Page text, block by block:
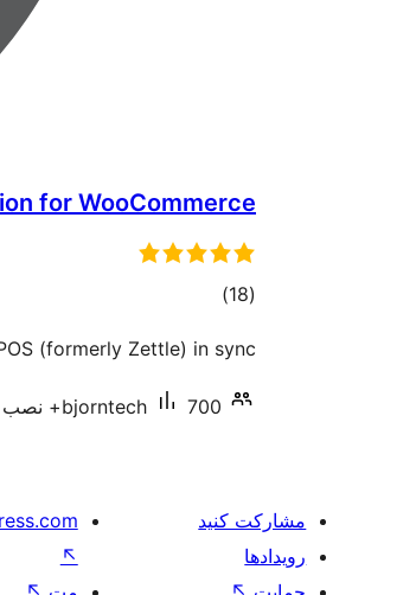
for WooCommerce
(18
مجموع)
(formerly Zettle) in sync.
bjorntech 700+ نصب فعال
مشارکت کنید
رویدادها
↖